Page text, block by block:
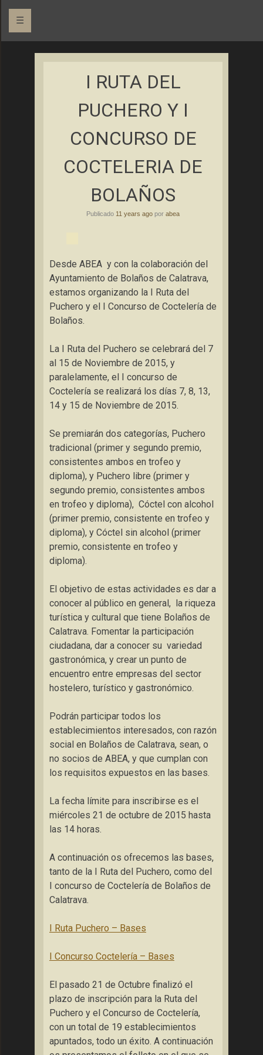
☰
ABEA
I RUTA DEL
PUCHERO Y I
CONCURSO DE
COCTELERIA DE
BOLAÑOS
Publicado 11 years ago por abea
Desde ABEA y con la colaboración del
Ayuntamiento de Bolaños de Calatrava,
estamos organizando la I Ruta del
Puchero y el I Concurso de Coctelería de
Bolaños.
La I Ruta del Puchero se celebrará del 7
al 15 de Noviembre de 2015, y
paralelamente, el I concurso de
Coctelería se realizará los días 7, 8, 13,
14 y 15 de Noviembre de 2015.
Se premiarán dos categorías, Puchero
tradicional (primer y segundo premio,
consistentes ambos en trofeo y
diploma), y Puchero libre (primer y
segundo premio, consistentes ambos
en trofeo y diploma), Cóctel con alcohol
(primer premio, consistente en trofeo y
diploma), y Cóctel sin alcohol (primer
premio, consistente en trofeo y
diploma).
El objetivo de estas actividades es dar a
conocer al público en general, la riqueza
turística y cultural que tiene Bolaños de
Calatrava. Fomentar la participación
ciudadana, dar a conocer su variedad
gastronómica, y crear un punto de
encuentro entre empresas del sector
hostelero, turístico y gastronómico.
Podrán participar todos los
establecimientos interesados, con razón
social en Bolaños de Calatrava, sean, o
no socios de ABEA, y que cumplan con
los requisitos expuestos en las bases.
La fecha límite para inscribirse es el
miércoles 21 de octubre de 2015 hasta
las 14 horas.
A continuación os ofrecemos las bases,
tanto de la I Ruta del Puchero, como del
I concurso de Coctelería de Bolaños de
Calatrava.
I Ruta Puchero – Bases
I Concurso Coctelería – Bases
El pasado 21 de Octubre finalizó el
plazo de inscripción para la Ruta del
Puchero y el Concurso de Coctelería,
con un total de 19 establecimientos
apuntados, todo un éxito. A continuación